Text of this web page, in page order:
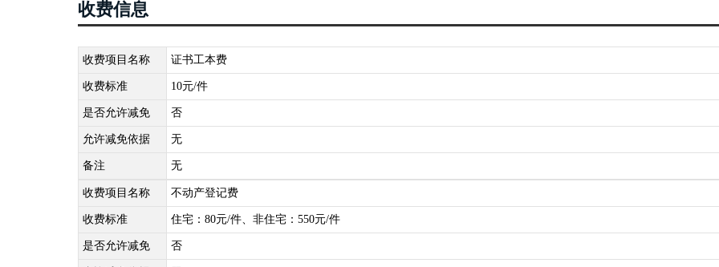
1 买卖、互换、赠与的；
3 作价出资（入股）的；
4 法人或其他组织合并、分立等导致权属发生转移的；
5 共有人增加或者减少以及共有份额变化的；
6 分割、合并导致权属发生转移的；
7 因人民法院、仲裁委员会的生效法律文书等导致国有建设用地使用权及房屋所有权发生转移的；
8 法律、行政法规规定的其他情形。
收费信息
收费项目名称 证书工本费
收费标准 10元/件
是否允许减免 否
允许减免依据 无
备注 无
收费项目名称 不动产登记费
收费标准 住宅：80元/件、非住宅：550元/件
是否允许减免 否